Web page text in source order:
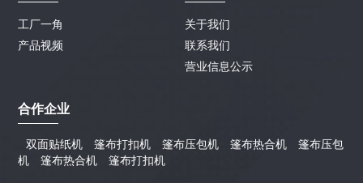
工厂一角
产品视频
关于我们
联系我们
营业信息公示
合作企业
双面贴纸机 篷布打扣机 篷布压包机 篷布热合机
篷布压包
机
篷布热合机 篷布打扣机